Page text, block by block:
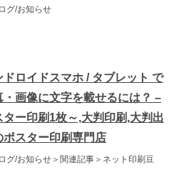
グ/お知らせ
ドロイドスマホ / タブレット で
・画像に文字を載せるには？ –
ター印刷1枚～,大判印刷,大判出
ポスター印刷専門店
グ/お知らせ＞関連記事＞ネット印刷豆